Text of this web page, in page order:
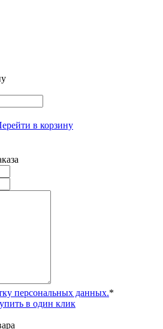
в корзину
персональных данных.*
в один клик